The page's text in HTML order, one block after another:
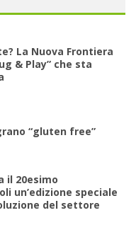
La Nuova Frontiera
& Play” che sta
“gluten free”
il 20esimo
un’edizione speciale
del settore